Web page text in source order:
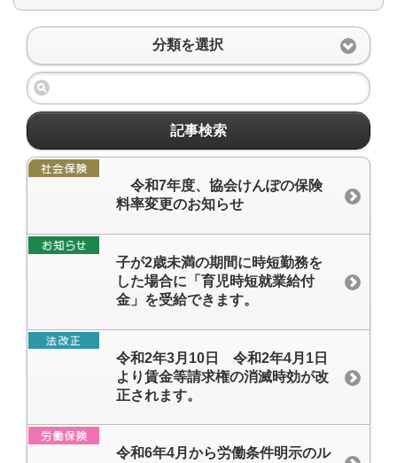
分類を選択
記事検索
令和7年度、協会けんぽの保険
料率変更のお知らせ
子が2歳未満の期間に時短勤務を
した場合に「育児時短就業給付
金」を受給できます。
令和2年3月10日 令和2年4月1日
より賃金等請求権の消滅時効が改
正されます。
令和6年4月から労働条件明示のル